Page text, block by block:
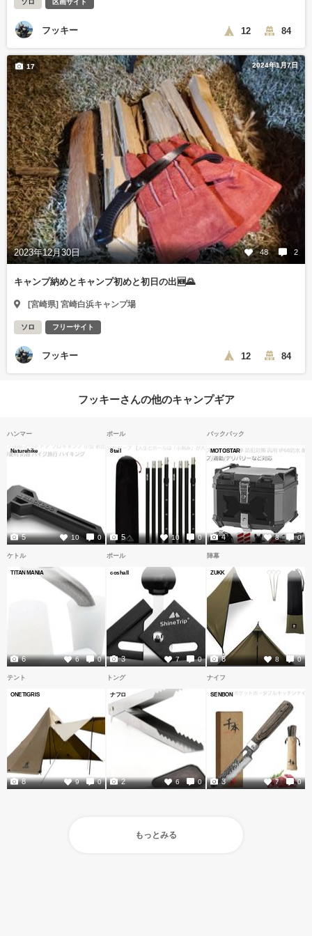
ソロ 区画サイト
フッキー 12 84
2024年1月7日
2023年12月30日 48 2
17
キャンプ納めとキャンプ初めと初日の出🆕🌄
[宮崎県] 宮崎白浜キャンプ場
ソロ フリーサイト
フッキー 12 84
フッキーさんの他のキャンプギア
ハンマー
Naturehike
10 0
5
ポール
8tail
10 0
5
バックパック
MOTOSTAR
8 0
4
ケトル
TITAN MANIA
6 0
6
ポール
coshall
7 0
3
陣幕
ZUKK
8 0
8
テント
ONETIGRIS
9 0
8
トング
ナフロ
6 0
2
ナイフ
SENBON
7 0
3
もっとみる